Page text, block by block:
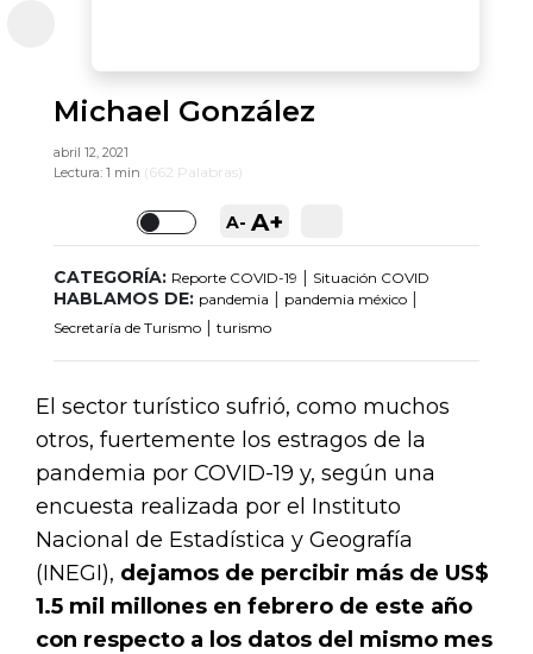
Michael González
abril 12, 2021
Lectura: 1 min ( 662 Palabras)
Toggle
A- A+
CATEGORÍA: Reporte COVID-19 | Situación COVID
HABLAMOS DE: pandemia | pandemia méxico |
Secretaría de Turismo | turismo
El sector turístico sufrió, como muchos
otros, fuertemente los estragos de la
pandemia por COVID-19 y, según una
encuesta realizada por el Instituto
Nacional de Estadística y Geografía
(INEGI), dejamos de percibir más de US$
1.5 mil millones en febrero de este año
con respecto a los datos del mismo mes